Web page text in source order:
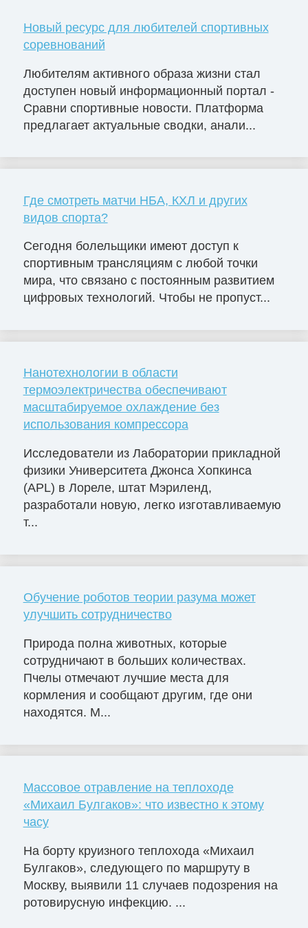
Новый ресурс для любителей спортивных
соревнований
Любителям активного образа жизни стал
доступен новый информационный портал -
Сравни спортивные новости. Платформа
предлагает актуальные сводки, анали...
Где смотреть матчи НБА, КХЛ и других
видов спорта?
Сегодня болельщики имеют доступ к
спортивным трансляциям с любой точки
мира, что связано с постоянным развитием
цифровых технологий. Чтобы не пропуст...
Нанотехнологии в области
термоэлектричества обеспечивают
масштабируемое охлаждение без
использования компрессора
Исследователи из Лаборатории прикладной
физики Университета Джонса Хопкинса
(APL) в Лореле, штат Мэриленд,
разработали новую, легко изготавливаемую
т...
Обучение роботов теории разума может
улучшить сотрудничество
Природа полна животных, которые
сотрудничают в больших количествах.
Пчелы отмечают лучшие места для
кормления и сообщают другим, где они
находятся. М...
Массовое отравление на теплоходе
«Михаил Булгаков»: что известно к этому
часу
На борту круизного теплохода «Михаил
Булгаков», следующего по маршруту в
Москву, выявили 11 случаев подозрения на
ротовирусную инфекцию. ...